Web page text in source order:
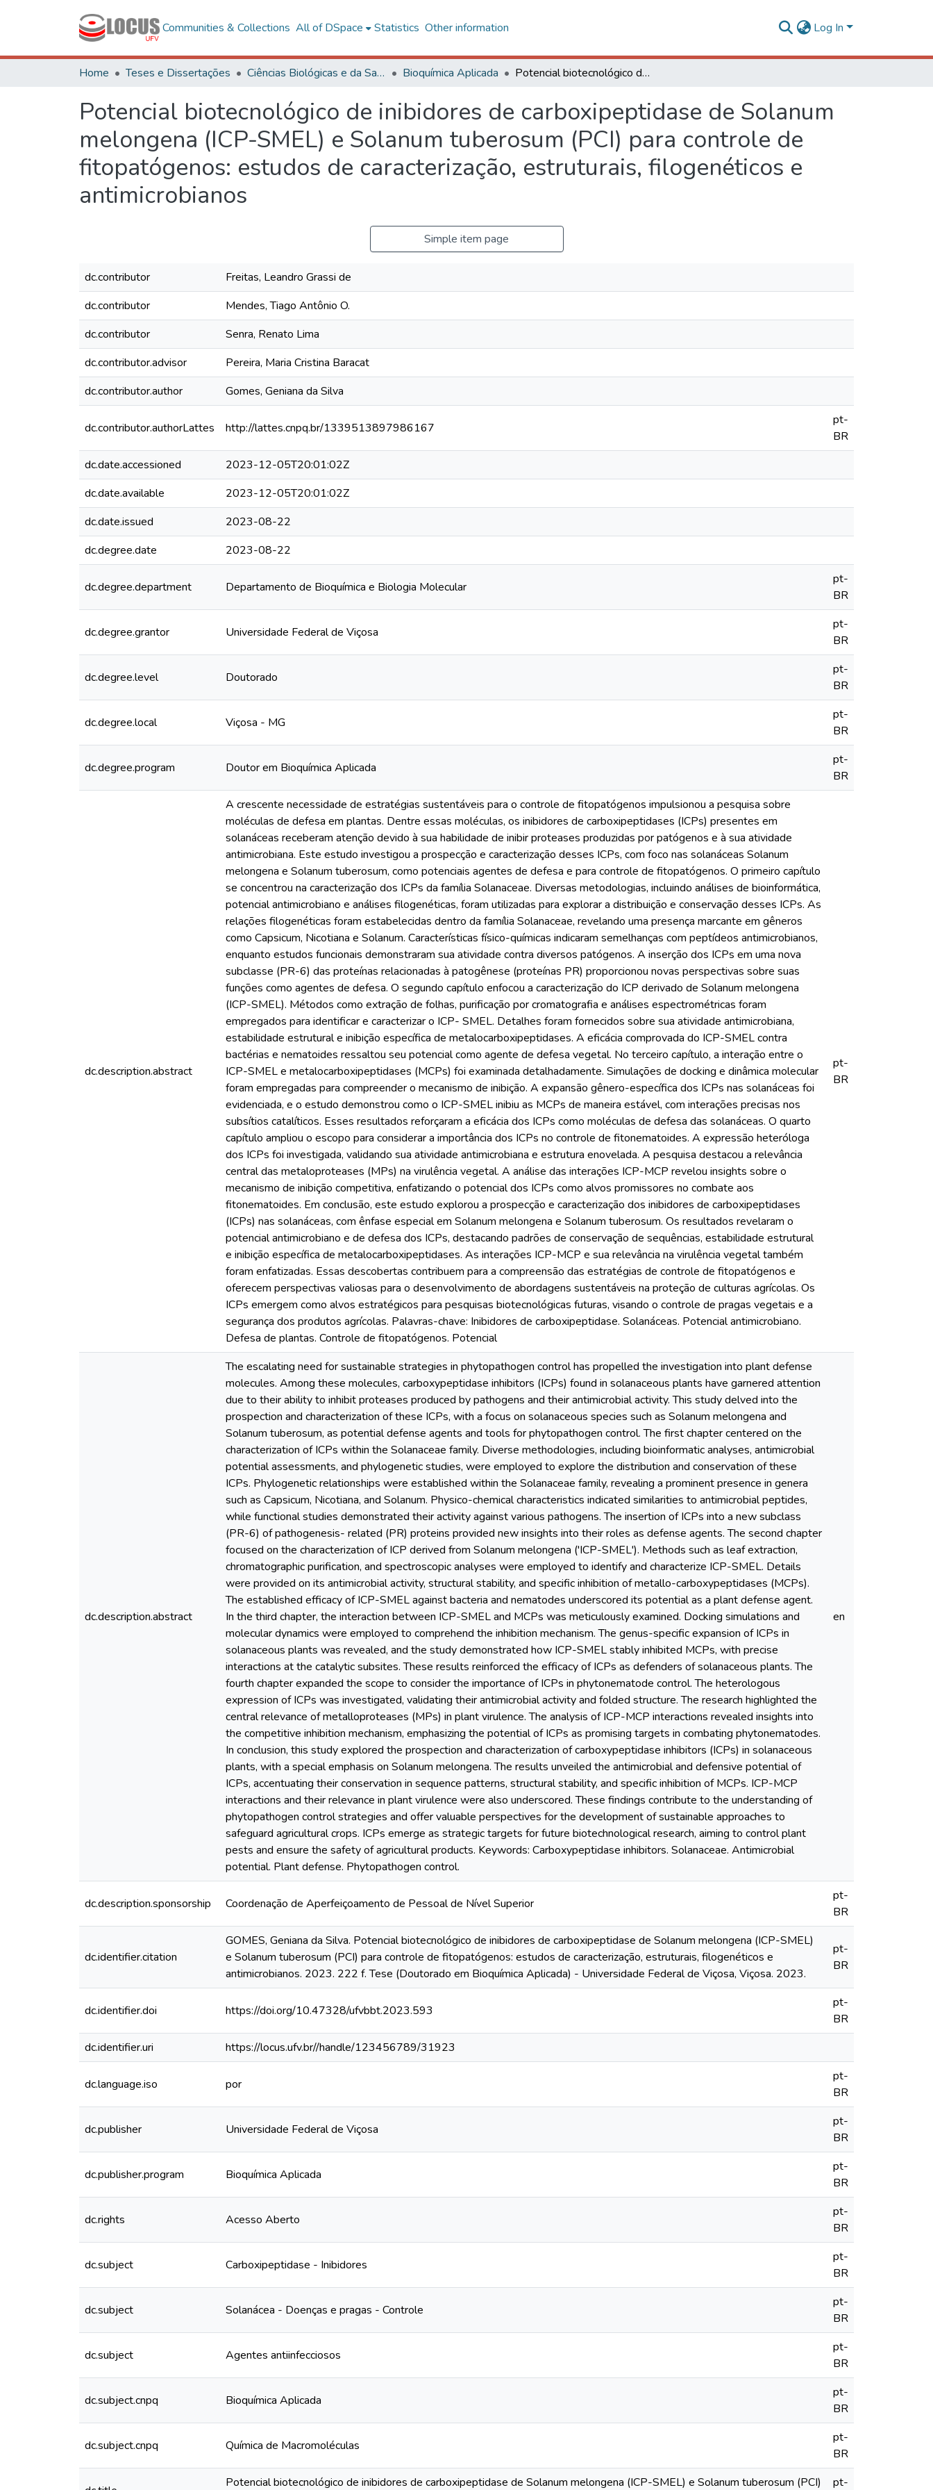
Communities & Collections All of DSpace Statistics Other information Log In
Home Teses e Dissertações Ciências Biológicas e da Saúde Bioquímica Aplicada Potencial biotecnológico de inibidores de carboxipeptidase de Solanum melongena (ICP-SMEL) e Solanum tuberosum (PCI) para controle de fitopatógenos: estudos de caracterização, estruturais, filogenéticos e antimicrobianos
Potencial biotecnológico de inibidores de carboxipeptidase de Solanum
melongena (ICP-SMEL) e Solanum tuberosum (PCI) para controle de
fitopatógenos: estudos de caracterização, estruturais, filogenéticos e
antimicrobianos
Simple item page
dc.contributor
Freitas, Leandro Grassi de
dc.contributor
Mendes, Tiago Antônio O.
dc.contributor
Senra, Renato Lima
dc.contributor.advisor
Pereira, Maria Cristina Baracat
dc.contributor.author
Gomes, Geniana da Silva
dc.contributor.authorLattes http://lattes.cnpq.br/1339513897986167
pt-
BR
dc.date.accessioned
2023-12-05T20:01:02Z
dc.date.available
2023-12-05T20:01:02Z
dc.date.issued
2023-08-22
dc.degree.date
2023-08-22
dc.degree.department Departamento de Bioquímica e Biologia Molecular
pt-
BR
dc.degree.grantor Universidade Federal de Viçosa
pt-
BR
dc.degree.level Doutorado
pt-
BR
dc.degree.local Viçosa - MG
pt-
BR
dc.degree.program Doutor em Bioquímica Aplicada
pt-
BR
dc.description.abstract
A crescente necessidade de estratégias sustentáveis para o controle de fitopatógenos impulsionou a pesquisa sobre
moléculas de defesa em plantas. Dentre essas moléculas, os inibidores de carboxipeptidases (ICPs) presentes em
solanáceas receberam atenção devido à sua habilidade de inibir proteases produzidas por patógenos e à sua atividade
antimicrobiana. Este estudo investigou a prospecção e caracterização desses ICPs, com foco nas solanáceas Solanum
melongena e Solanum tuberosum, como potenciais agentes de defesa e para controle de fitopatógenos. O primeiro capítulo
se concentrou na caracterização dos ICPs da família Solanaceae. Diversas metodologias, incluindo análises de bioinformática,
potencial antimicrobiano e análises filogenéticas, foram utilizadas para explorar a distribuição e conservação desses ICPs. As
relações filogenéticas foram estabelecidas dentro da família Solanaceae, revelando uma presença marcante em gêneros
como Capsicum, Nicotiana e Solanum. Características físico-químicas indicaram semelhanças com peptídeos antimicrobianos,
enquanto estudos funcionais demonstraram sua atividade contra diversos patógenos. A inserção dos ICPs em uma nova
subclasse (PR-6) das proteínas relacionadas à patogênese (proteínas PR) proporcionou novas perspectivas sobre suas
funções como agentes de defesa. O segundo capítulo enfocou a caracterização do ICP derivado de Solanum melongena
(ICP-SMEL). Métodos como extração de folhas, purificação por cromatografia e análises espectrométricas foram
empregados para identificar e caracterizar o ICP- SMEL. Detalhes foram fornecidos sobre sua atividade antimicrobiana,
estabilidade estrutural e inibição específica de metalocarboxipeptidases. A eficácia comprovada do ICP-SMEL contra
bactérias e nematoides ressaltou seu potencial como agente de defesa vegetal. No terceiro capítulo, a interação entre o
ICP-SMEL e metalocarboxipeptidases (MCPs) foi examinada detalhadamente. Simulações de docking e dinâmica molecular
foram empregadas para compreender o mecanismo de inibição. A expansão gênero-específica dos ICPs nas solanáceas foi
evidenciada, e o estudo demonstrou como o ICP-SMEL inibiu as MCPs de maneira estável, com interações precisas nos
subsítios catalíticos. Esses resultados reforçaram a eficácia dos ICPs como moléculas de defesa das solanáceas. O quarto
capítulo ampliou o escopo para considerar a importância dos ICPs no controle de fitonematoides. A expressão heteróloga
dos ICPs foi investigada, validando sua atividade antimicrobiana e estrutura enovelada. A pesquisa destacou a relevância
central das metaloproteases (MPs) na virulência vegetal. A análise das interações ICP-MCP revelou insights sobre o
mecanismo de inibição competitiva, enfatizando o potencial dos ICPs como alvos promissores no combate aos
fitonematoides. Em conclusão, este estudo explorou a prospecção e caracterização dos inibidores de carboxipeptidases
(ICPs) nas solanáceas, com ênfase especial em Solanum melongena e Solanum tuberosum. Os resultados revelaram o
potencial antimicrobiano e de defesa dos ICPs, destacando padrões de conservação de sequências, estabilidade estrutural
e inibição específica de metalocarboxipeptidases. As interações ICP-MCP e sua relevância na virulência vegetal também
foram enfatizadas. Essas descobertas contribuem para a compreensão das estratégias de controle de fitopatógenos e
oferecem perspectivas valiosas para o desenvolvimento de abordagens sustentáveis na proteção de culturas agrícolas. Os
ICPs emergem como alvos estratégicos para pesquisas biotecnológicas futuras, visando o controle de pragas vegetais e a
segurança dos produtos agrícolas. Palavras-chave: Inibidores de carboxipeptidase. Solanáceas. Potencial antimicrobiano.
Defesa de plantas. Controle de fitopatógenos. Potencial
pt-
BR
dc.description.abstract
The escalating need for sustainable strategies in phytopathogen control has propelled the investigation into plant defense
molecules. Among these molecules, carboxypeptidase inhibitors (ICPs) found in solanaceous plants have garnered attention
due to their ability to inhibit proteases produced by pathogens and their antimicrobial activity. This study delved into the
prospection and characterization of these ICPs, with a focus on solanaceous species such as Solanum melongena and
Solanum tuberosum, as potential defense agents and tools for phytopathogen control. The first chapter centered on the
characterization of ICPs within the Solanaceae family. Diverse methodologies, including bioinformatic analyses, antimicrobial
potential assessments, and phylogenetic studies, were employed to explore the distribution and conservation of these
ICPs. Phylogenetic relationships were established within the Solanaceae family, revealing a prominent presence in genera
such as Capsicum, Nicotiana, and Solanum. Physico-chemical characteristics indicated similarities to antimicrobial peptides,
while functional studies demonstrated their activity against various pathogens. The insertion of ICPs into a new subclass
(PR-6) of pathogenesis- related (PR) proteins provided new insights into their roles as defense agents. The second chapter
focused on the characterization of ICP derived from Solanum melongena ('ICP-SMEL'). Methods such as leaf extraction,
chromatographic purification, and spectroscopic analyses were employed to identify and characterize ICP-SMEL. Details
were provided on its antimicrobial activity, structural stability, and specific inhibition of metallo-carboxypeptidases (MCPs).
The established efficacy of ICP-SMEL against bacteria and nematodes underscored its potential as a plant defense agent.
In the third chapter, the interaction between ICP-SMEL and MCPs was meticulously examined. Docking simulations and
molecular dynamics were employed to comprehend the inhibition mechanism. The genus-specific expansion of ICPs in
solanaceous plants was revealed, and the study demonstrated how ICP-SMEL stably inhibited MCPs, with precise
interactions at the catalytic subsites. These results reinforced the efficacy of ICPs as defenders of solanaceous plants. The
fourth chapter expanded the scope to consider the importance of ICPs in phytonematode control. The heterologous
expression of ICPs was investigated, validating their antimicrobial activity and folded structure. The research highlighted the
central relevance of metalloproteases (MPs) in plant virulence. The analysis of ICP-MCP interactions revealed insights into
the competitive inhibition mechanism, emphasizing the potential of ICPs as promising targets in combating phytonematodes.
In conclusion, this study explored the prospection and characterization of carboxypeptidase inhibitors (ICPs) in solanaceous
plants, with a special emphasis on Solanum melongena. The results unveiled the antimicrobial and defensive potential of
ICPs, accentuating their conservation in sequence patterns, structural stability, and specific inhibition of MCPs. ICP-MCP
interactions and their relevance in plant virulence were also underscored. These findings contribute to the understanding of
phytopathogen control strategies and offer valuable perspectives for the development of sustainable approaches to
safeguard agricultural crops. ICPs emerge as strategic targets for future biotechnological research, aiming to control plant
pests and ensure the safety of agricultural products. Keywords: Carboxypeptidase inhibitors. Solanaceae. Antimicrobial
potential. Plant defense. Phytopathogen control.
en
dc.description.sponsorship Coordenação de Aperfeiçoamento de Pessoal de Nível Superior
pt-
BR
dc.identifier.citation
GOMES, Geniana da Silva. Potencial biotecnológico de inibidores de carboxipeptidase de Solanum melongena (ICP-SMEL)
e Solanum tuberosum (PCI) para controle de fitopatógenos: estudos de caracterização, estruturais, filogenéticos e
antimicrobianos. 2023. 222 f. Tese (Doutorado em Bioquímica Aplicada) - Universidade Federal de Viçosa, Viçosa. 2023.
pt-
BR
dc.identifier.doi https://doi.org/10.47328/ufvbbt.2023.593
pt-
BR
dc.identifier.uri
https://locus.ufv.br//handle/123456789/31923
dc.language.iso por
pt-
BR
dc.publisher Universidade Federal de Viçosa
pt-
BR
dc.publisher.program Bioquímica Aplicada
pt-
BR
dc.rights Acesso Aberto
pt-
BR
dc.subject Carboxipeptidase - Inibidores
pt-
BR
dc.subject Solanácea - Doenças e pragas - Controle
pt-
BR
dc.subject Agentes antiinfecciosos
pt-
BR
dc.subject.cnpq Bioquímica Aplicada
pt-
BR
dc.subject.cnpq Química de Macromoléculas
pt-
BR
Potencial biotecnológico de inibidores de carboxipeptidase de Solanum melongena (ICP-SMEL) e Solanum tuberosum (PCI) pt-